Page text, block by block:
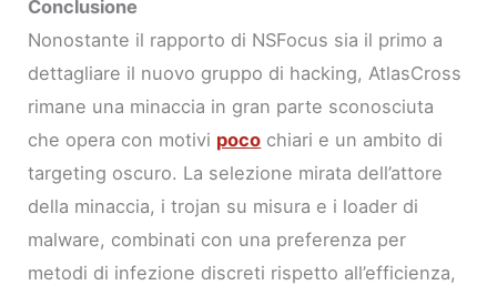
Conclusione
Nonostante il rapporto di NSFocus sia il primo a
dettagliare il nuovo gruppo di hacking, AtlasCross
rimane una minaccia in gran parte sconosciuta
che opera con motivi poco chiari e un ambito di
targeting oscuro. La selezione mirata dell’attore
della minaccia, i trojan su misura e i loader di
malware, combinati con una preferenza per
metodi di infezione discreti rispetto all’efficienza,